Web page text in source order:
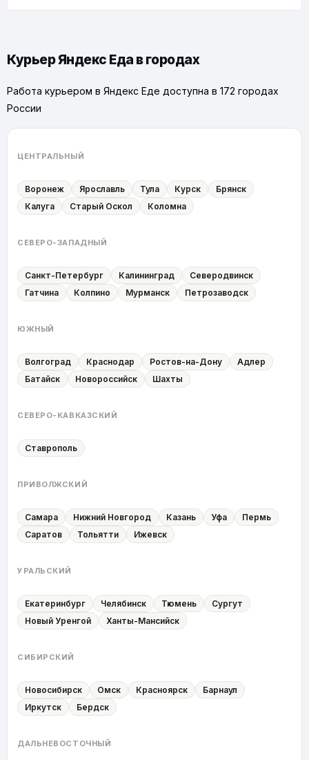
Курьер Яндекс Еда в городах
Работа курьером в Яндекс Еде доступна в 172 городах
России
ЦЕНТРАЛЬНЫЙ
Воронеж Ярославль Тула Курск
Брянск
Калуга
Старый Оскол Коломна
СЕВЕРО-ЗАПАДНЫЙ
Санкт-Петербург Калининград
Северодвинск
Гатчина
Колпино Мурманск Петрозаводск
ЮЖНЫЙ
Волгоград Краснодар Ростов-на-Дону
Адлер
Батайск
Новороссийск Шахты
СЕВЕРО-КАВКАЗСКИЙ
Ставрополь
ПРИВОЛЖСКИЙ
Самара Нижний Новгород Казань Уфа
Пермь
Саратов
Тольятти Ижевск
УРАЛЬСКИЙ
Екатеринбург Челябинск Тюмень
Сургут
Новый Уренгой
Ханты-Мансийск
СИБИРСКИЙ
Новосибирск Омск Красноярск
Барнаул
Иркутск
Бердск
ДАЛЬНЕВОСТОЧНЫЙ